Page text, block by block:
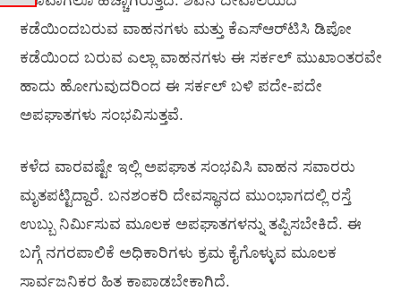
ಕಡೆಯಿಂದಬರುವ ವಾಹನಗಳು ಮತ್ತು ಕೆಎಸ್‌ಆರ್‌ಟಿಸಿ ಡಿಪೋ
ಕಡೆಯಿಂದ ಬರುವ ಎಲ್ಲಾ ವಾಹನಗಳು ಈ ಸರ್ಕಲ್ ಮುಖಾಂತರವೇ
ಹಾದು ಹೋಗುವುದರಿಂದ ಈ ಸರ್ಕಲ್ ಬಳಿ ಪದೇ-ಪದೇ
ಅಪಘಾತಗಳು ಸಂಭವಿಸುತ್ತವೆ.
ಕಳೆದ ವಾರವಷ್ಟೇ ಇಲ್ಲಿ ಅಪಘಾತ ಸಂಭವಿಸಿ ವಾಹನ ಸವಾರರು
ಮೃತಪಟ್ಟಿದ್ದಾರೆ. ಬನಶಂಕರಿ ದೇವಸ್ಥಾನದ ಮುಂಭಾಗದಲ್ಲಿ ರಸ್ತೆ
ಉಬ್ಬು ನಿರ್ಮಿಸುವ ಮೂಲಕ ಅಪಘಾತಗಳನ್ನು ತಪ್ಪಿಸಬೇಕಿದೆ. ಈ
ಬಗ್ಗೆ ನಗರಪಾಲಿಕೆ ಅಧಿಕಾರಿಗಳು ಕ್ರಮ ಕೈಗೊಳ್ಳುವ ಮೂಲಕ
ಸಾರ್ವಜನಿಕರ ಹಿತ ಕಾಪಾಡಬೇಕಾಗಿದೆ.